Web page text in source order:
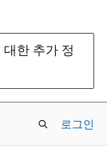
한 추가 정
로그인